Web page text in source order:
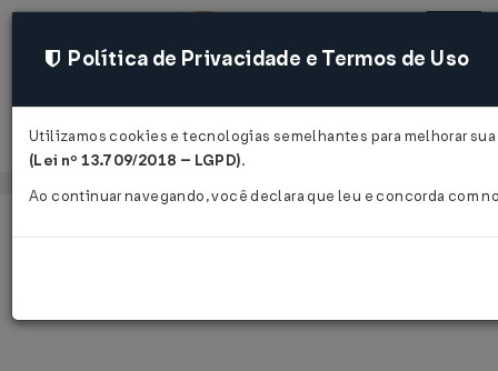
Acessar
Política de Privacidade e Termos de Uso
Utilizamos cookies e tecnologias semelhantes para melhorar
(Lei nº 13.709/2018 – LGPD).
Ao continuar navegando, você declara que leu e concorda com